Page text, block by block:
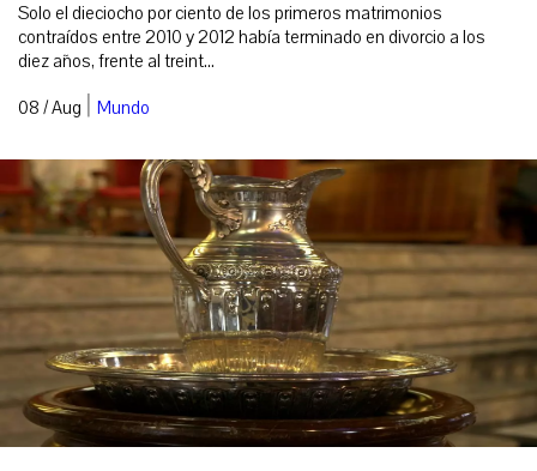
Solo el dieciocho por ciento de los primeros matrimonios
contraídos entre 2010 y 2012 había terminado en divorcio a los
diez años, frente al treint...
08 / Aug | Mundo